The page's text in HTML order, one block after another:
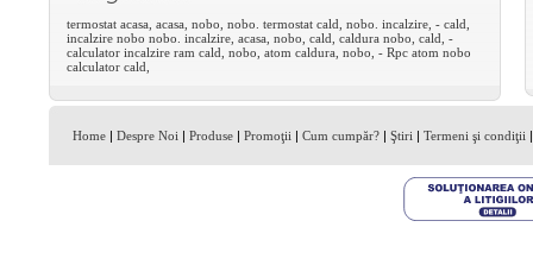
termostat acasa, acasa, nobo, nobo. termostat cald, nobo. incalzire, - cald,
incalzire nobo nobo. incalzire, acasa, nobo, cald, caldura nobo, cald, -
calculator incalzire ram cald, nobo, atom caldura, nobo, - Rpc atom nobo
calculator cald,
Home| Despre Noi | Produse| Promoţii | Cum cumpăr?| Ştiri | Termeni şi condiţii